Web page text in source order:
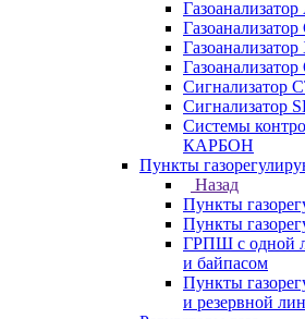
Сигнализатор
Сигнализатор
Системы
КАРБОН
Пункты
Назад
Пункты
Пункты
ГРПШ с одной
и байпасом
Пункты
и резервной